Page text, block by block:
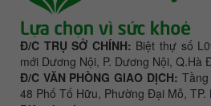
Đ/C TRỤ SỞ CHÍNH: Biệt thự số
mới Dương Nội, P. Dương Nội, Q.Hà
Đ/C VĂN PHÒNG GIAO DỊCH:
48 Phố Tố Hữu, Phường Đại Mỗ, TP.